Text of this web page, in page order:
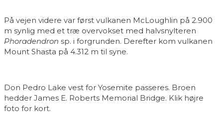
På vejen videre var først vulkanen McLoughlin på 2.900
m synlig med et træ overvokset med halvsnylteren
Phoradendron sp. i forgrunden. Derefter kom vulkanen
Mount Shasta på 4.312 m til syne.
Don Pedro Lake vest for Yosemite passeres. Broen
hedder James E. Roberts Memorial Bridge. Klik højre
foto for kort.